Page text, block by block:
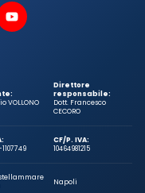
VOLLONO
Direttore
responsabile:
Dott. Francesco
CECORO
CF/P. IVA:
10464981215
Napoli